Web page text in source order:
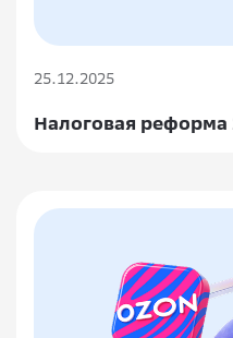
25.12.2025
Налоговая реформа